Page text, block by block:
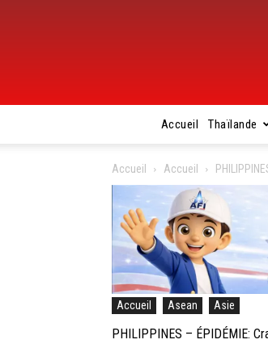
Accueil Thaïlande
Accueil Accueil
Accueil Asean Asie
PHILIPPINES – ÉPIDÉMIE: